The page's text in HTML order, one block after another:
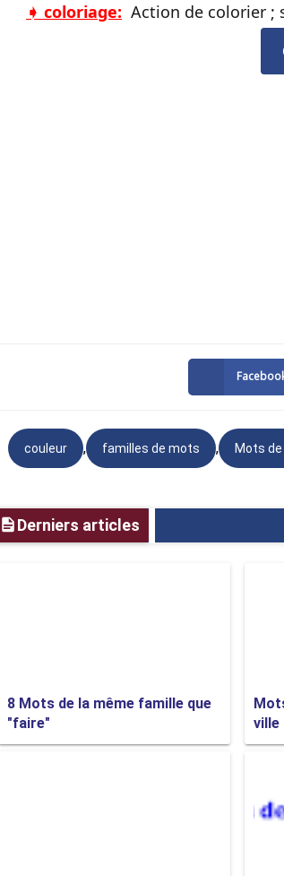
➧ coloriage: Action de colorier ;
Altérer, effacer,
Articles similaires :
couleur , familles de mots , Mots
Derniers articles
ville
8 Mots de la même famille que
"faire"